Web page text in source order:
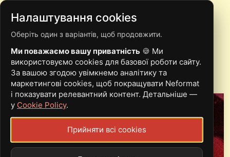
SQUAT APART
Налаштування cookies
Оберіть один з варіантів, щоб продовжити.
Ми поважаємо вашу приватність 🍪 Ми
використовуємо cookies для базової роботи сайту.
За вашою згодою увімкнемо аналітику та
маркетингові cookies, щоб покращувати Neformat
і показувати релевантний контент. Детальніше —
у Cookie Policy.
Прийняти всі cookies